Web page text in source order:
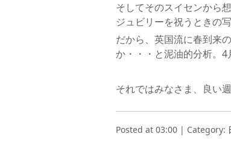
そしてそのスイセンから
ジュビリーを祝うときの
だから、英国流に春到来
か・・・と泥油的分析。4
それではみなさま、良い
Posted at 03:00 | Category: